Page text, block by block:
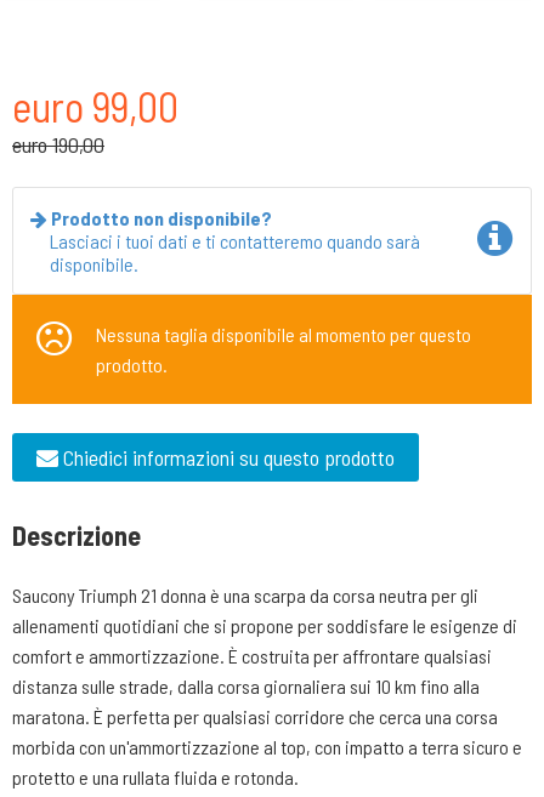
euro 99,00
euro 190,00
Prodotto non disponibile?
Lasciaci i tuoi dati e ti contatteremo quando sarà
disponibile.
Nessuna taglia disponibile al momento per questo
prodotto.
Chiedici informazioni su questo prodotto
Descrizione
Saucony Triumph 21 donna è una scarpa da corsa neutra per gli
allenamenti quotidiani che si propone per soddisfare le esigenze di
comfort e ammortizzazione. È costruita per affrontare qualsiasi
distanza sulle strade, dalla corsa giornaliera sui 10 km fino alla
maratona. È perfetta per qualsiasi corridore che cerca una corsa
morbida con un'ammortizzazione al top, con impatto a terra sicuro e
protetto e una rullata fluida e rotonda.